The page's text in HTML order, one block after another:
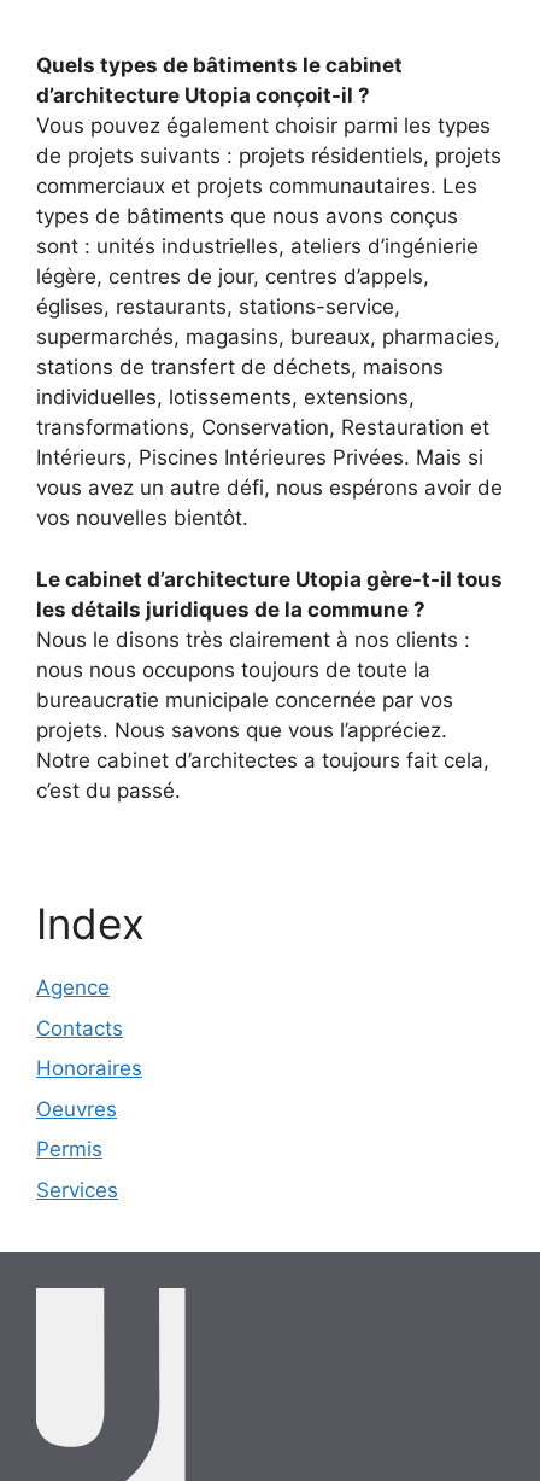
Quels types de bâtiments le cabinet
d’architecture Utopia conçoit-il ?
Vous pouvez également choisir parmi les types
de projets suivants : projets résidentiels, projets
commerciaux et projets communautaires. Les
types de bâtiments que nous avons conçus
sont : unités industrielles, ateliers d’ingénierie
légère, centres de jour, centres d’appels,
églises, restaurants, stations-service,
supermarchés, magasins, bureaux, pharmacies,
stations de transfert de déchets, maisons
individuelles, lotissements, extensions,
transformations, Conservation, Restauration et
Intérieurs, Piscines Intérieures Privées. Mais si
vous avez un autre défi, nous espérons avoir de
vos nouvelles bientôt.
Le cabinet d’architecture Utopia gère-t-il tous
les détails juridiques de la commune ?
Nous le disons très clairement à nos clients :
nous nous occupons toujours de toute la
bureaucratie municipale concernée par vos
projets. Nous savons que vous l’appréciez.
Notre cabinet d’architectes a toujours fait cela,
c’est du passé.
Index
Agence
Contacts
Honoraires
Oeuvres
Permis
Services